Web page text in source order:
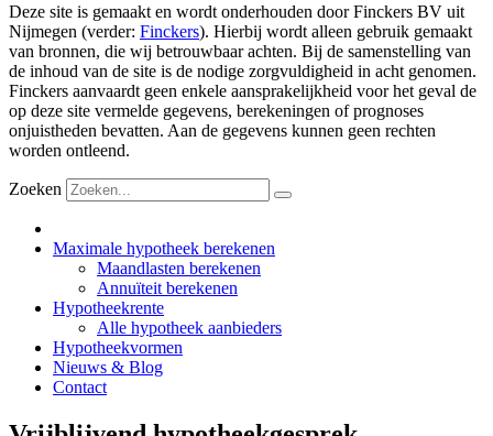
Deze site is gemaakt en wordt onderhouden door Finckers BV uit
Nijmegen (verder: Finckers). Hierbij wordt alleen gebruik gemaakt
van bronnen, die wij betrouwbaar achten. Bij de samenstelling van
de inhoud van de site is de nodige zorgvuldigheid in acht genomen.
Finckers aanvaardt geen enkele aansprakelijkheid voor het geval de
op deze site vermelde gegevens, berekeningen of prognoses
onjuistheden bevatten. Aan de gegevens kunnen geen rechten
worden ontleend.
Zoeken
Maximale hypotheek berekenen
Maandlasten berekenen
Annuïteit berekenen
Hypotheekrente
Alle hypotheek aanbieders
Hypotheekvormen
Nieuws & Blog
Contact